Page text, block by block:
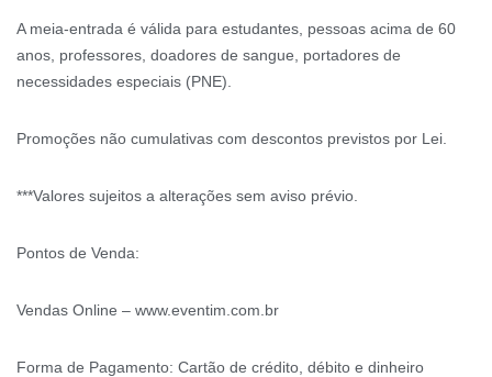
A meia-entrada é válida para estudantes, pessoas acima de 60
anos, professores, doadores de sangue, portadores de
necessidades especiais (PNE).
Promoções não cumulativas com descontos previstos por Lei.
***Valores sujeitos a alterações sem aviso prévio.
Pontos de Venda:
Vendas Online – www.eventim.com.br
Forma de Pagamento: Cartão de crédito, débito e dinheiro